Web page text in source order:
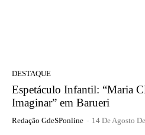
DESTAQUE
Espetáculo Infantil: “Maria
Imaginar” em Barueri
Redação GdeSPonline - 14 De Agosto